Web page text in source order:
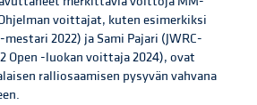
voittajat, kuten esimerkiksi
mestari 2022) ja Sami Pajari (JWRC-
Open -luokan voittaja 2024), ovat
ralliosaamisen pysyvän vahvana